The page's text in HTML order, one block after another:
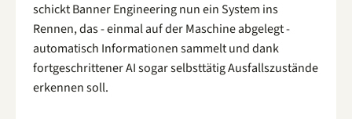
schickt Banner Engineering nun ein System ins
Rennen, das - einmal auf der Maschine abgelegt -
automatisch Informationen sammelt und dank
fortgeschrittener AI sogar selbsttätig Ausfallszustände
erkennen soll.